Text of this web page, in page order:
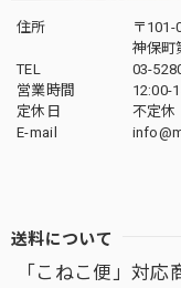
住所
〒
神保町
TEL
03-
営業時間
12:00-
定休日
不定休
E-mail
送料について
「こねこ便」対応